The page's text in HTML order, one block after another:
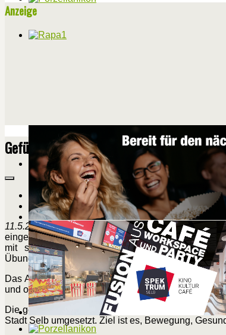
Anzeige
Geführte Runde auf dem Bewegungspfad
Drucken
E-Mail
11.5.2026- Die nächste geführte Runde auf dem
eingeladen, am Rundgang teilzunehmen.
mit seinen sieben Bewegungsstationen auf
Übungsleiterinnen auszuprobieren.
Das Angebot richtet sich insbesondere an ältere
und ohne Anmeldung möglich.
Die geführten Rundgänge sind Teil des Projekts
Stadt Selb umgesetzt. Ziel ist es, Bewegung,